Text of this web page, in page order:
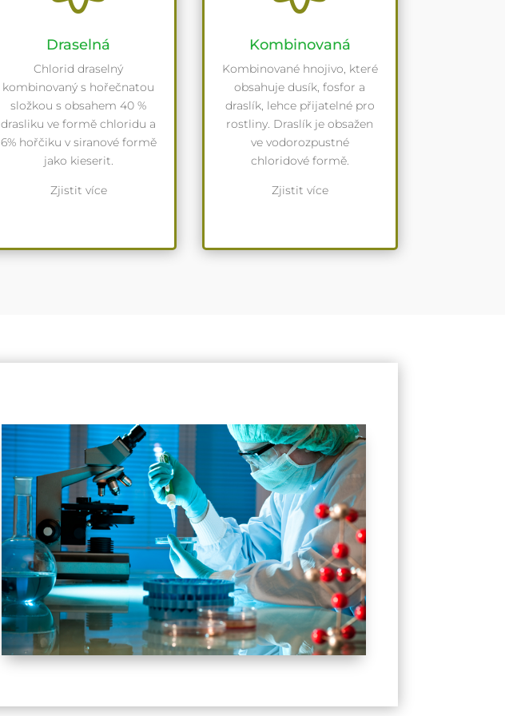
Draselná
Chlorid draselný
kombinovaný s hořečnatou
složkou s obsahem 40 %
drasliku ve formě chloridu a
6% hořčiku v siranové formě
jako kieserit.
Zjistit více
Kombinovaná
Kombinované hnojivo, které
obsahuje dusík, fosfor a
draslík, lehce přijatelné pro
rostliny. Draslík je obsažen
ve vodorozpustné
chloridové formě.
Zjistit více